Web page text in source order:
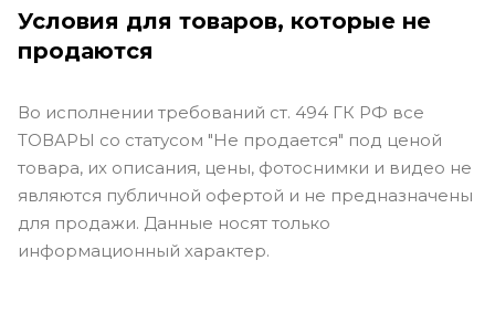
Условия для товаров, которые не
продаются
Во исполнении требований ст. 494 ГК РФ все
ТОВАРЫ со статусом "Не продается" под ценой
товара, их описания, цены, фотоснимки и видео не
являются публичной офертой и не предназначены
для продажи. Данные носят только
информационный характер.